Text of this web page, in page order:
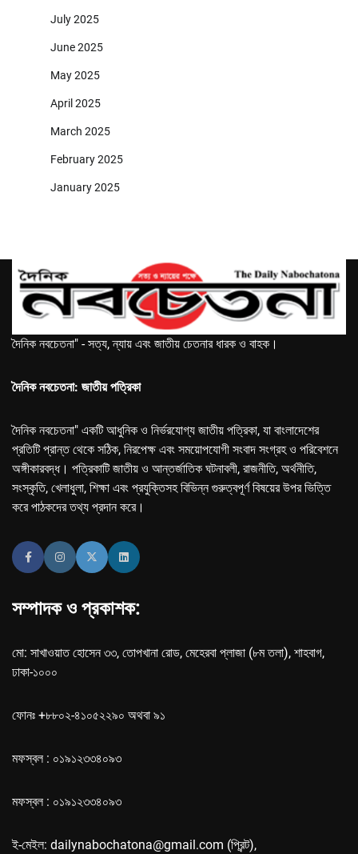
July 2025
June 2025
May 2025
April 2025
March 2025
February 2025
January 2025
দৈনিক নবচেতনা" - সত্য, ন্যায় এবং জাতীয় চেতনার ধারক ও বাহক।
দৈনিক নবচেতনা: জাতীয় পত্রিকা
দৈনিক নবচেতনা" একটি আধুনিক ও নির্ভরযোগ্য জাতীয় পত্রিকা, যা বাংলাদেশের
প্রতিটি প্রান্ত থেকে সঠিক, নিরপেক্ষ এবং সময়োপযোগী সংবাদ সংগ্রহ ও পরিবেশনে
অঙ্গীকারবদ্ধ। পত্রিকাটি জাতীয় ও আন্তর্জাতিক ঘটনাবলী, রাজনীতি, অর্থনীতি,
সংস্কৃতি, খেলাধুলা, শিক্ষা এবং প্রযুক্তিসহ বিভিন্ন গুরুত্বপূর্ণ বিষয়ের উপর ভিত্তি
করে পাঠকদের তথ্য প্রদান করে।
সম্পাদক ও প্রকাশক:
মো: সাখাওয়াত হোসেন ৩৩, তোপখানা রোড, মেহেরবা প্লাজা (৮ম তলা), শাহবাগ,
ঢাকা-১০০০
ফোনঃ +৮৮০২-৪১০৫২২৯০ অথবা ৯১
মফস্বল : ০১৯১২৩৩৪০৯৩
মফস্বল : ০১৯১২৩৩৪০৯৩
ই-মেইল: dailynabochatona@gmail.com (প্রিন্ট),